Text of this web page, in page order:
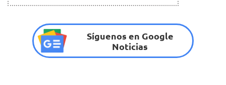
Síguenos en Google
Noticias